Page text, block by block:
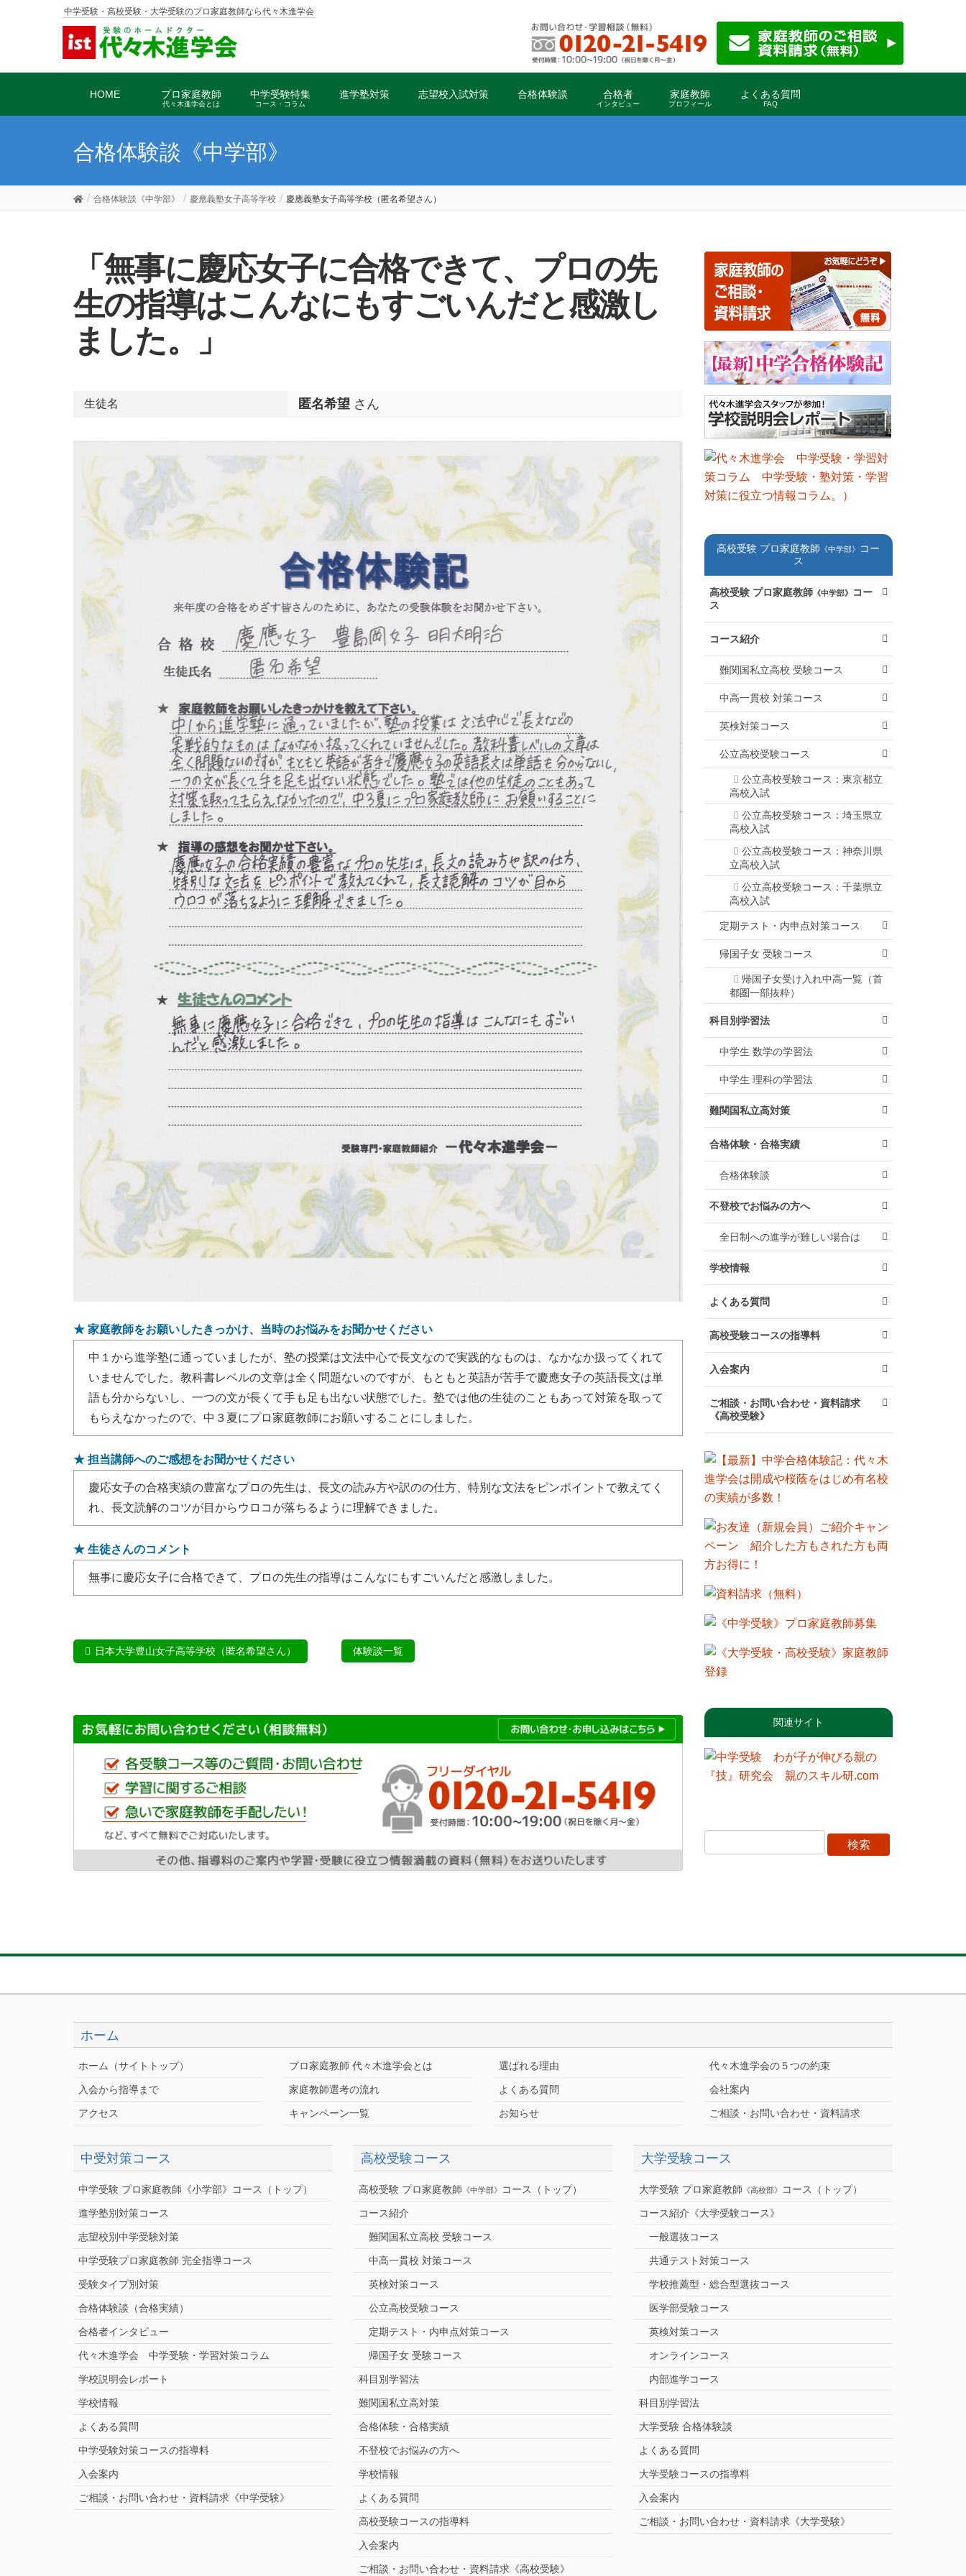
中学受験・高校受験・大学受験のプロ家庭教師なら代々木進学会
HOME プロ家庭教師
代々木進学会とは
中学受験特集
コース・コラム
進学塾対策 志望校入試対策 合格体験談 合格者
インタビュー
家庭教師
プロフィール
よくある質問
FAQ
合格体験談《中学部》
合格体験談《中学部》 慶應義塾女子高等学校 慶應義塾女子高等学校（匿名希望さん）
「無事に慶応女子に合格できて、プロの先
生の指導はこんなにもすごいんだと感激し
ました。」
生徒名 匿名希望 さん
★ 家庭教師をお願いしたきっかけ、当時のお悩みをお聞かせください
中１から進学塾に通っていましたが、塾の授業は文法中心で長文なので実践的なものは、なかなか扱ってくれて
いませんでした。教科書レベルの文章は全く問題ないのですが、もともと英語が苦手で慶應女子の英語長文は単
語も分からないし、一つの文が長くて手も足も出ない状態でした。塾では他の生徒のこともあって対策を取って
もらえなかったので、中３夏にプロ家庭教師にお願いすることにしました。
★ 担当講師へのご感想をお聞かせください
慶応女子の合格実績の豊富なプロの先生は、長文の読み方や訳のの仕方、特別な文法をピンポイントで教えてく
れ、長文読解のコツが目からウロコが落ちるように理解できました。
★ 生徒さんのコメント
無事に慶応女子に合格できて、プロの先生の指導はこんなにもすごいんだと感激しました。
日本大学豊山女子高等学校（匿名希望さん） 体験談一覧
高校受験 プロ家庭教師 《中学部》
コー
ス
高校受験 プロ家庭教師《中学部》
コー
ス
コース紹介
難関国私立高校 受験コース
中高一貫校 対策コース
英検対策コース
公立高校受験コース
公立高校受験コース：東京都立
高校入試
公立高校受験コース：埼玉県立
高校入試
公立高校受験コース：神奈川県
立高校入試
公立高校受験コース：千葉県立
高校入試
定期テスト・内申点対策コース
帰国子女 受験コース
帰国子女受け入れ中高一覧（首
都圏一部抜粋）
科目別学習法
中学生 数学の学習法
中学生 理科の学習法
難関国私立高対策
合格体験・合格実績
合格体験談
不登校でお悩みの方へ
全日制への進学が難しい場合は
学校情報
よくある質問
高校受験コースの指導料
入会案内
ご相談・お問い合わせ・資料請求
《高校受験》
関連サイト
ホーム
ホーム（サイトトップ） プロ家庭教師 代々木進学会とは 選ばれる理由 代々木進学会の５つの約束
入会から指導まで 家庭教師選考の流れ よくある質問 会社案内
アクセス キャンペーン一覧 お知らせ ご相談・お問い合わせ・資料請求
中受対策コース
中学受験 プロ家庭教師《小学部》 コース （トップ）
進学塾別対策コース
志望校別中学受験対策
中学受験プロ家庭教師 完全指導コース
受験タイプ別対策
合格体験談（合格実績）
合格者インタビュー
代々木進学会 中学受験・学習対策コラム
学校説明会レポート
学校情報
よくある質問
中学受験対策コースの指導料
入会案内
ご相談・お問い合わせ・資料請求《中学受験》
高校受験コース
高校受験 プロ家庭教師 《中学部》 コース（トップ）
コース紹介
難関国私立高校 受験コース
中高一貫校 対策コース
英検対策コース
公立高校受験コース
定期テスト・内申点対策コース
帰国子女 受験コース
科目別学習法
難関国私立高対策
合格体験・合格実績
不登校でお悩みの方へ
学校情報
よくある質問
高校受験コースの指導料
入会案内
ご相談・お問い合わせ・資料請求《高校受験》
大学受験コース
大学受験 プロ家庭教師 《高校部》 コース（トップ）
コース紹介《大学受験コース》
一般選抜コース
共通テスト対策コース
学校推薦型・総合型選抜コース
医学部受験コース
英検対策コース
オンラインコース
内部進学コース
科目別学習法
大学受験 合格体験談
よくある質問
大学受験コースの指導料
入会案内
ご相談・お問い合わせ・資料請求《大学受験》